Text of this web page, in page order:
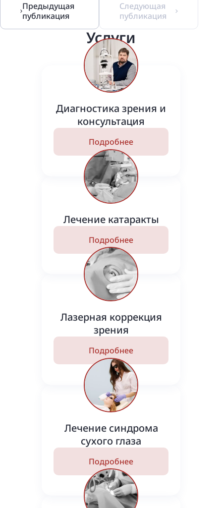
Предыдущая
публикация
Следующая
публикация
Услуги
Диагностика зрения и
консультация
Подробнее
Лечение катаракты
Подробнее
Лазерная коррекция
зрения
Подробнее
Лечение синдрома
сухого глаза
Подробнее